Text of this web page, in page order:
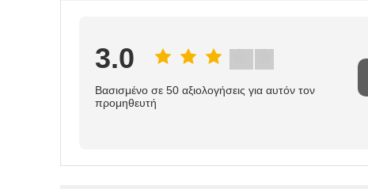
3.0
Βασισμένο σε 50 αξιολογήσεις για αυτόν τον
προμηθευτή